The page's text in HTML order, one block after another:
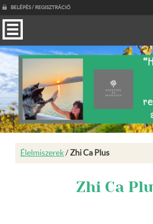
BELÉPÉS / REGISZTRÁCIÓ
Élelmiszerek/Zhi Ca Plus
Zhi Ca